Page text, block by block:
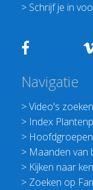
> Schrijf je in
Navigatie
>Video's
> Index
>
> Maanden van
> Kijken naar
> Zoeken op